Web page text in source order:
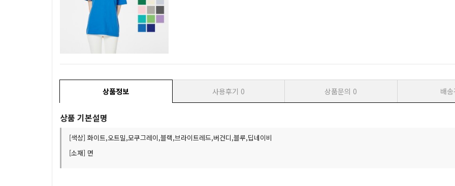
상품정보 사용후기 0 상품문의 0 배
상품 기본설명
[색상] 화이트,오트밀,모쿠그레이,블랙,브라이트레드,버건디,블루,딥네이비
[소재] 면